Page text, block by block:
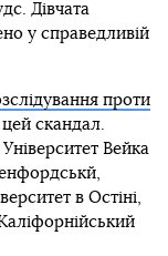
Дівчата
у справедливій
проти
скандал.
Вейка
в Остіні,